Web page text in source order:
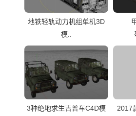
地铁轻轨动力机组单机3D
模..
3种绝地求生吉普车C4D模
2017